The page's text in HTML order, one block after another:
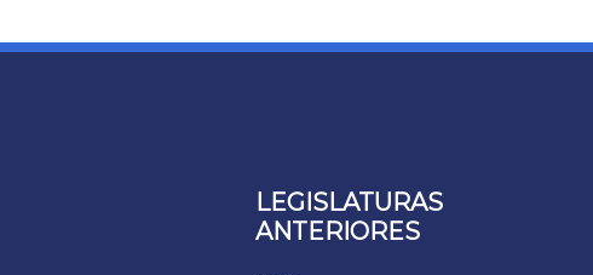
LEGISLATURAS
ANTERIORES